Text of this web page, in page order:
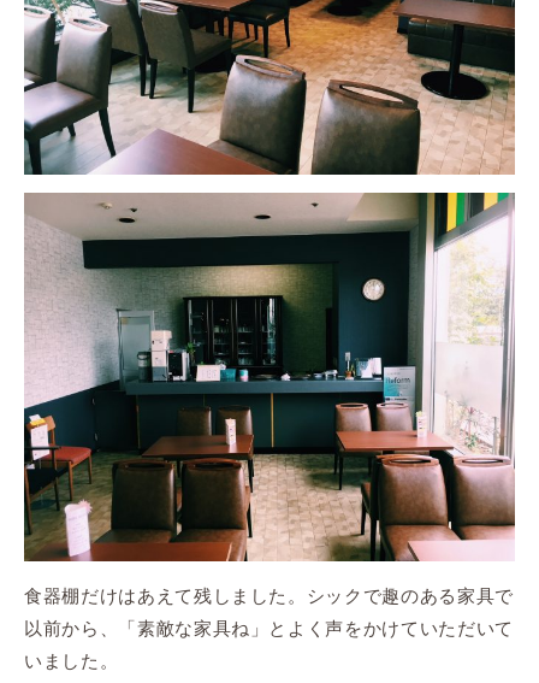
食器棚だけはあえて残しました。シックで趣のある家具で
以前から、「素敵な家具ね」とよく声をかけていただいて
いました。